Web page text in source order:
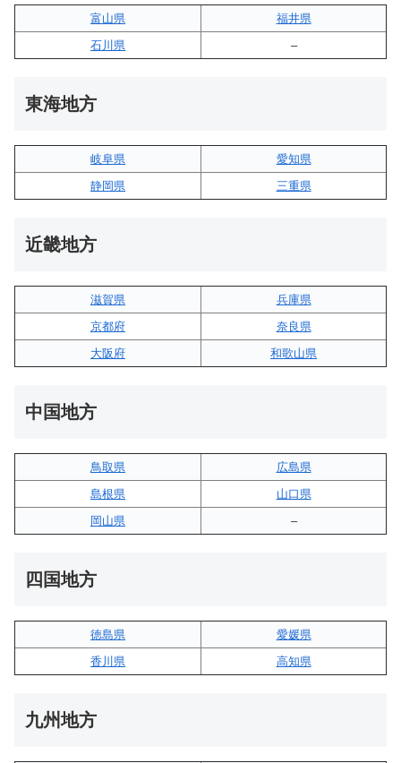
富山県
福井県
石川県
–
東海地方
岐阜県
愛知県
静岡県
三重県
近畿地方
滋賀県
兵庫県
京都府
奈良県
大阪府
和歌山県
中国地方
鳥取県
広島県
島根県
山口県
岡山県
–
四国地方
徳島県
愛媛県
香川県
高知県
九州地方